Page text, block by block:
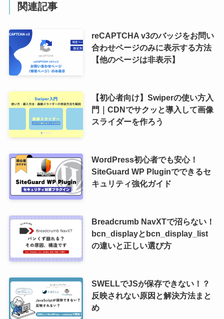
関連記事
reCAPTCHA v3のバッジをお問い
合わせページのみに表示する方法
【他のページは非表示】
【初心者向け】Swiperの使い方入
門｜CDNでサクッと導入して画像
スライダーを作ろう
WordPress初心者でも安心！
SiteGuard WP Pluginでできるセ
キュリティ強化ガイド
Breadcrumb NavXTで沼らない！
bcn_displayとbcn_display_list
の違いと正しい選び方
SWELLでJSが保存できない！？
反映されない原因と解決方法まと
め